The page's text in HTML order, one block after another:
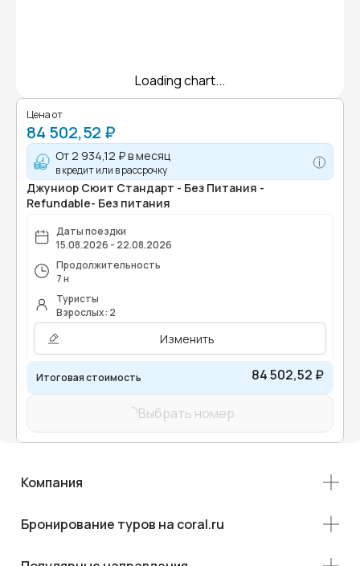
Loading chart...
Цена от
84 502,52 ₽
От2 934,12 ₽в месяц
в кредит или в рассрочку
Джуниор Сюит Стандарт - Без Питания -
Refundable- Без питания
Даты поездки
15.08.2026 - 22.08.2026
Продолжительность
7 н
Туристы
Взрослых: 2
Изменить
Итоговая стоимость 84 502,52 ₽
Выбрать номер
Компания
Бронирование туров на coral.ru